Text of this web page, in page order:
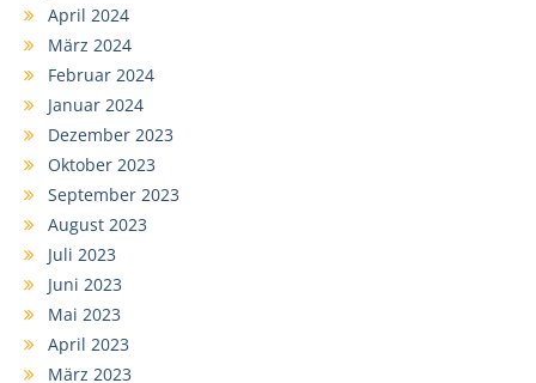
April 2024
März 2024
Februar 2024
Januar 2024
Dezember 2023
Oktober 2023
September 2023
August 2023
Juli 2023
Juni 2023
Mai 2023
April 2023
März 2023